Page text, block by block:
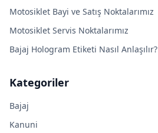
Motosiklet Bayi ve Satış Noktalarımız
Motosiklet Servis Noktalarımız
Bajaj Hologram Etiketi Nasıl Anlaşılır?
Kategoriler
Bajaj
Kanuni